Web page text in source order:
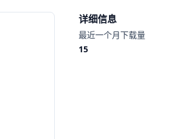
详细信息
最近一个月下载量
15